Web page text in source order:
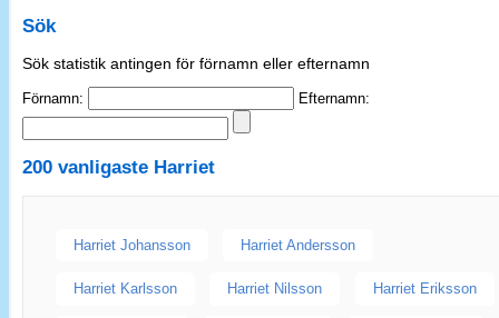
Sök
Sök statistik antingen för förnamn eller efternamn
Förnamn: Efternamn:
200 vanligaste Harriet
Harriet Johansson Harriet Andersson
Harriet Karlsson Harriet Nilsson Harriet Eriksson